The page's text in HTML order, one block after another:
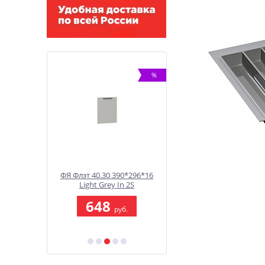
%
ФЯ Флэт 40.30 390*296*16
Light Grey In 2S
648 руб.